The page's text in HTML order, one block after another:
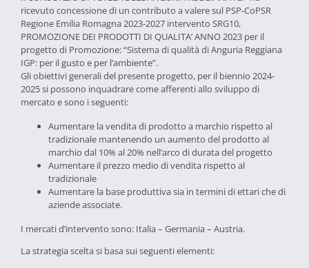
ricevuto concessione di un contributo a valere sul PSP-CoPSR
Regione Emilia Romagna 2023-2027 intervento SRG10,
PROMOZIONE DEI PRODOTTI DI QUALITA’ ANNO 2023 per il
progetto di Promozione: “Sistema di qualità di Anguria Reggiana
IGP: per il gusto e per l’ambiente”.
Gli obiettivi generali del presente progetto, per il biennio 2024-
2025 si possono inquadrare come afferenti allo sviluppo di
mercato e sono i seguenti:
Aumentare la vendita di prodotto a marchio rispetto al
tradizionale mantenendo un aumento del prodotto al
marchio dal 10% al 20% nell’arco di durata del progetto
Aumentare il prezzo medio di vendita rispetto al
tradizionale
Aumentare la base produttiva sia in termini di ettari che di
aziende associate.
I mercati d’intervento sono: Italia – Germania – Austria.
La strategia scelta si basa sui seguenti elementi: